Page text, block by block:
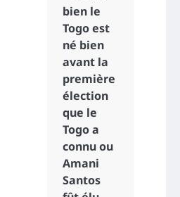
bien le
Togo est
né bien
avant la
première
élection
que le
Togo a
connu ou
Amani
Santos